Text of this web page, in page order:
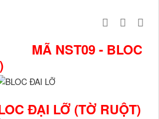
- BLOC
ĐẠI LỠ (TỜ RUỘT)